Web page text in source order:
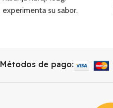
experimenta su sabor.
Métodos de pago: